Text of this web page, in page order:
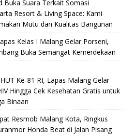
Buka Suara Terkait Somasi
Resort & Living Space: Kami
Mutu dan Kualitas Bangunan
Kelas I Malang Gelar Porseni,
Buka Semangat Kemerdekaan
Ke-81 RI, Lapas Malang Gelar
Hingga Cek Kesehatan Gratis untuk
Binaan
Resmob Malang Kota, Ringkus
Honda Beat di Jalan Pisang